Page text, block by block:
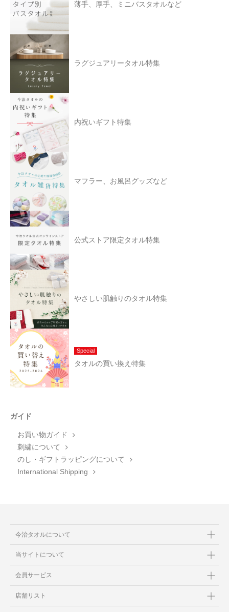
薄手、厚手、ミニバスタオルなど
ラグジュアリータオル特集
内祝いギフト特集
マフラー、お風呂グッズなど
公式ストア限定タオル特集
やさしい肌触りのタオル特集
Special
タオルの買い換え特集
ガイド
お買い物ガイド
刺繍について
のし・ギフトラッピングについて
International Shipping
今治タオルについて
当サイトについて
会員サービス
店舗リスト